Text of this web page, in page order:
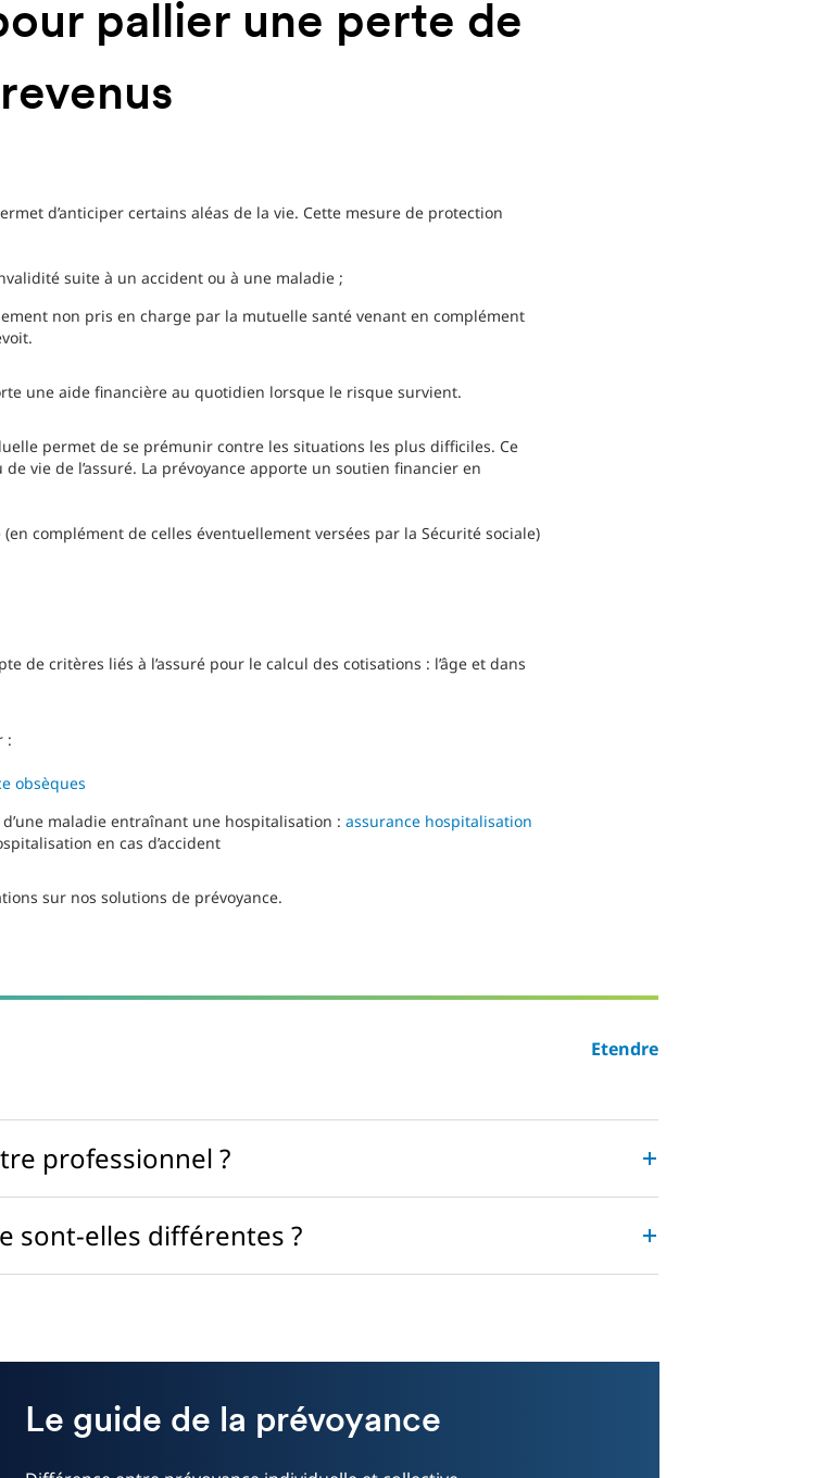
pallier une perte de
revenus
d’anticiper certains aléas de la vie. Cette mesure de protection
suite à un accident ou à une maladie ;
non pris en charge par la mutuelle santé venant en complément
une aide financière au quotidien lorsque le risque survient.
permet de se prémunir contre les situations les plus difficiles. Ce
vie de l’assuré. La prévoyance apporte un soutien financier en
complément de celles éventuellement versées par la Sécurité sociale)
de critères liés à l’assuré pour le calcul des cotisations : l’âge et dans
:
obsèques
maladie entraînant une hospitalisation : assurance hospitalisation
en cas d’accident
sur nos solutions de prévoyance.
Etendre
professionnel ?
sont-elles différentes ?
Le guide de la prévoyance